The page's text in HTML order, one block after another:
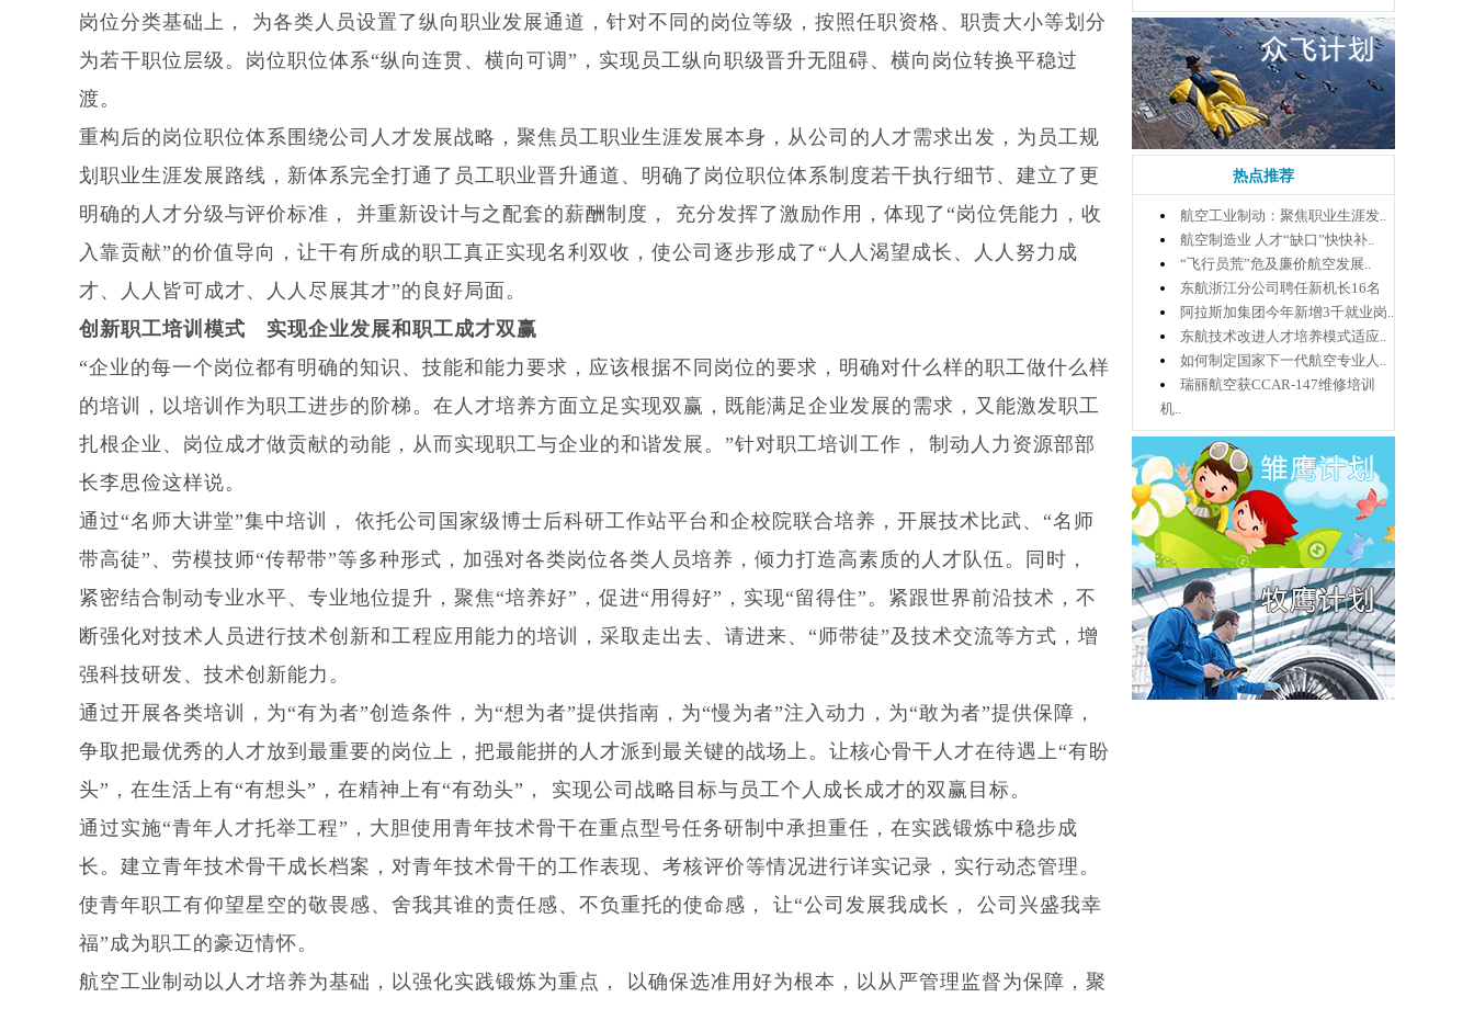
岗位分类基础上， 为各类人员设置了纵向职业发展通道，针对不同的岗位等级，按照任职资格、职责大小等划分
为若干职位层级。岗位职位体系“纵向连贯、横向可调”，实现员工纵向职级晋升无阻碍、横向岗位转换平稳过
渡。
重构后的岗位职位体系围绕公司人才发展战略，聚焦员工职业生涯发展本身，从公司的人才需求出发，为员工规
划职业生涯发展路线，新体系完全打通了员工职业晋升通道、明确了岗位职位体系制度若干执行细节、建立了更
明确的人才分级与评价标准， 并重新设计与之配套的薪酬制度， 充分发挥了激励作用，体现了“岗位凭能力，收
入靠贡献”的价值导向，让干有所成的职工真正实现名利双收，使公司逐步形成了“人人渴望成长、人人努力成
才、人人皆可成才、人人尽展其才”的良好局面。
创新职工培训模式 实现企业发展和职工成才双赢
“企业的每一个岗位都有明确的知识、技能和能力要求，应该根据不同岗位的要求，明确对什么样的职工做什么样
的培训，以培训作为职工进步的阶梯。在人才培养方面立足实现双赢，既能满足企业发展的需求，又能激发职工
扎根企业、岗位成才做贡献的动能，从而实现职工与企业的和谐发展。”针对职工培训工作， 制动人力资源部部
长李思俭这样说。
通过“名师大讲堂”集中培训， 依托公司国家级博士后科研工作站平台和企校院联合培养，开展技术比武、“名师
带高徒”、劳模技师“传帮带”等多种形式，加强对各类岗位各类人员培养，倾力打造高素质的人才队伍。同时，
紧密结合制动专业水平、专业地位提升，聚焦“培养好”，促进“用得好”，实现“留得住”。紧跟世界前沿技术，不
断强化对技术人员进行技术创新和工程应用能力的培训，采取走出去、请进来、“师带徒”及技术交流等方式，增
强科技研发、技术创新能力。
通过开展各类培训，为“有为者”创造条件，为“想为者”提供指南，为“慢为者”注入动力，为“敢为者”提供保障，
争取把最优秀的人才放到最重要的岗位上，把最能拼的人才派到最关键的战场上。让核心骨干人才在待遇上“有盼
头”，在生活上有“有想头”，在精神上有“有劲头”， 实现公司战略目标与员工个人成长成才的双赢目标。
通过实施“青年人才托举工程”，大胆使用青年技术骨干在重点型号任务研制中承担重任，在实践锻炼中稳步成
长。建立青年技术骨干成长档案，对青年技术骨干的工作表现、考核评价等情况进行详实记录，实行动态管理。
使青年职工有仰望星空的敬畏感、舍我其谁的责任感、不负重托的使命感， 让“公司发展我成长， 公司兴盛我幸
福”成为职工的豪迈情怀。
航空工业制动以人才培养为基础，以强化实践锻炼为重点， 以确保选准用好为根本，以从严管理监督为保障，聚
热点推荐
航空工业制动：聚焦职业生涯发..
航空制造业 人才“缺口”快快补..
“飞行员荒”危及廉价航空发展..
东航浙江分公司聘任新机长16名
阿拉斯加集团今年新增3千就业岗..
东航技术改进人才培养模式适应..
如何制定国家下一代航空专业人..
瑞丽航空获CCAR-147维修培训
机..